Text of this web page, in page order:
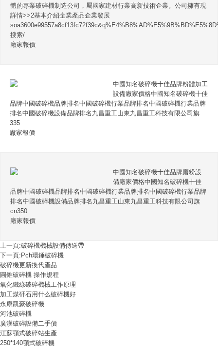
體的專業破碎機制造公司，屬國家建材行業高新技術企業。公司擁有現
詳情>>2基本介紹企業產品企業發展
搜索/
廠家報價
中國知名破碎機十佳品牌粉體加工
設備廠家價格中國知名破碎機十佳
品牌中國破碎機品牌排名中國破碎機行業品牌排名中國破碎機行業品牌
排名中國破碎機設備品牌排名九昌重工山東九昌重工科技有限公司旗
335
廠家報價
中國知名破碎機十佳品牌磨粉設
備廠家價格中國知名破碎機十佳
品牌中國破碎機品牌排名中國破碎機行業品牌排名中國破碎機行業品牌
排名中國破碎機設備品牌排名九昌重工山東九昌重工科技有限公司旗
cn350
廠家報價
上一頁:破碎機機械設備傳送帶
下一頁: Pch環錘破碎機
破碎機更新換代產品
圓錐破碎機 操作規程
氧化鐵綠破碎機械工作原理
加工煤矸石用什么破碎機好
永康凱豪破碎機
河池破碎機
廣漢破碎設備二手價
江蘇顎式破碎站生產
250*140顎式破碎機